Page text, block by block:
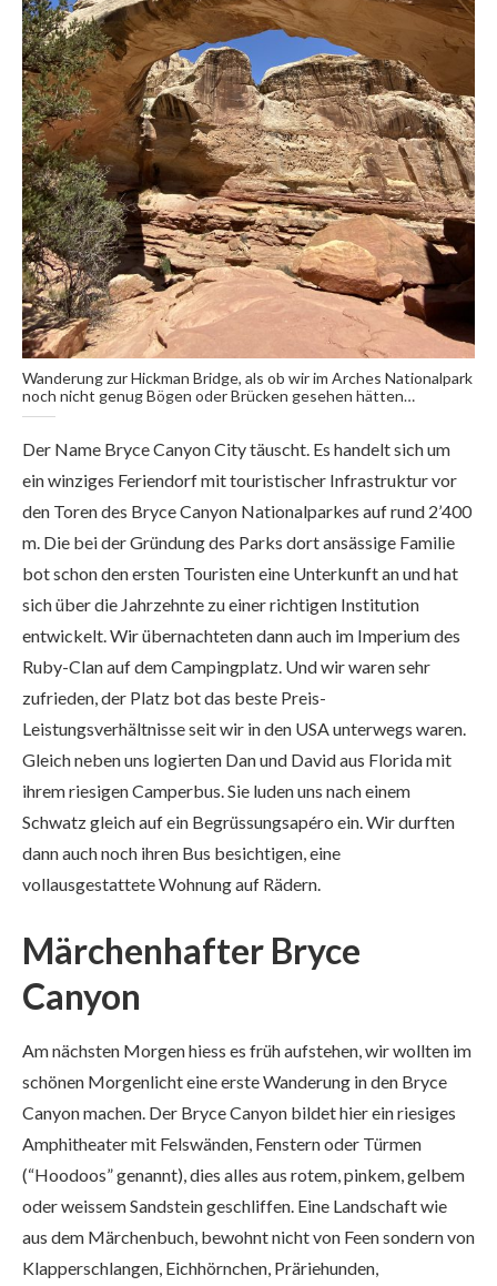
Wanderung zur Hickman Bridge, als ob wir im Arches Nationalpark
noch nicht genug Bögen oder Brücken gesehen hätten…
Der Name Bryce Canyon City täuscht. Es handelt sich um
ein winziges Feriendorf mit touristischer Infrastruktur vor
den Toren des Bryce Canyon Nationalparkes auf rund 2’400
m. Die bei der Gründung des Parks dort ansässige Familie
bot schon den ersten Touristen eine Unterkunft an und hat
sich über die Jahrzehnte zu einer richtigen Institution
entwickelt. Wir übernachteten dann auch im Imperium des
Ruby-Clan auf dem Campingplatz. Und wir waren sehr
zufrieden, der Platz bot das beste Preis-
Leistungsverhältnisse seit wir in den USA unterwegs waren.
Gleich neben uns logierten Dan und David aus Florida mit
ihrem riesigen Camperbus. Sie luden uns nach einem
Schwatz gleich auf ein Begrüssungsapéro ein. Wir durften
dann auch noch ihren Bus besichtigen, eine
vollausgestattete Wohnung auf Rädern.
Märchenhafter Bryce
Canyon
Am nächsten Morgen hiess es früh aufstehen, wir wollten im
schönen Morgenlicht eine erste Wanderung in den Bryce
Canyon machen. Der Bryce Canyon bildet hier ein riesiges
Amphitheater mit Felswänden, Fenstern oder Türmen
(“Hoodoos” genannt), dies alles aus rotem, pinkem, gelbem
oder weissem Sandstein geschliffen. Eine Landschaft wie
aus dem Märchenbuch, bewohnt nicht von Feen sondern von
Klapperschlangen, Eichhörnchen, Präriehunden,